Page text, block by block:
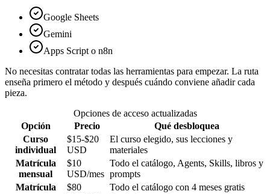
Google Sheets
Gemini
Apps Script o n8n
No necesitas contratar todas las herramientas para empezar. La ruta
enseña primero el método y después cuándo conviene añadir cada
pieza.
Opciones de acceso actualizadas
Opción
Precio
Qué desbloquea
Curso
individual
$15-$20
USD
El curso elegido, sus lecciones y
materiales
Matrícula
mensual
$10
USD/mes
Todo el catálogo, Agents, Skills, libros y
prompts
Matrícula
$80
Todo el catálogo con 4 meses gratis